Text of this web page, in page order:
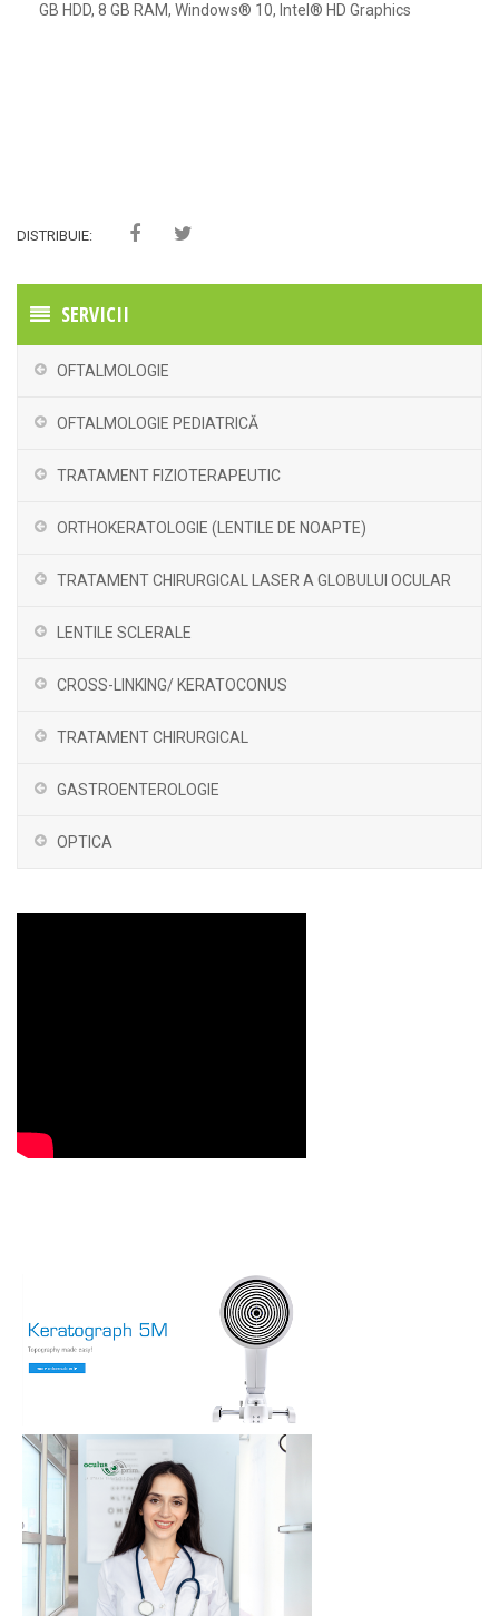
GB HDD, 8 GB RAM, Windows® 10, Intel® HD Graphics
DISTRIBUIE:
SERVICII
OFTALMOLOGIE
OFTALMOLOGIE PEDIATRICĂ
TRATAMENT FIZIOTERAPEUTIC
ORTHOKERATOLOGIE (LENTILE DE NOAPTE)
TRATAMENT CHIRURGICAL LASER A GLOBULUI OCULAR
LENTILE SCLERALE
CROSS-LINKING/ KERATOCONUS
TRATAMENT CHIRURGICAL
GASTROENTEROLOGIE
OPTICA